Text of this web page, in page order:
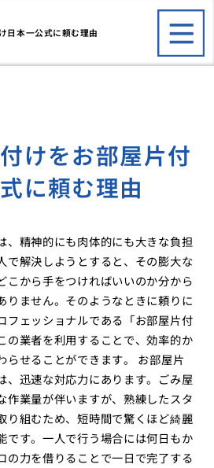
日本一公式に頼む理由
けをお部屋片付
に頼む理由
、精神的にも肉体的にも大きな負担
で解決しようとすると、その膨大な
こから手をつければいいのか分から
りません。そのようなときに頼りに
フェッショナルである「お部屋片付
の業者を利用することで、効率的か
らせることができます。 お部屋片
、迅速な対応力にあります。ごみ屋
作業量が伴いますが、熟練したスタ
り組むため、短時間で驚くほど綺麗
です。一人で行う場合には何日もか
の力を借りることで一日で完了する